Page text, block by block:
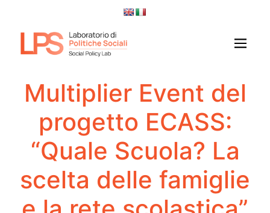
Multiplier Event del
progetto ECASS:
“Quale Scuola? La
scelta delle famiglie